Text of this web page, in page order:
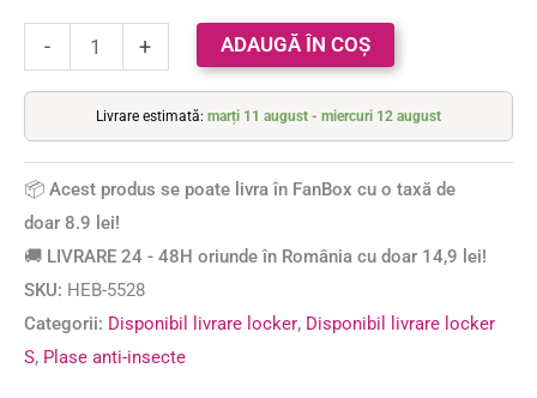
- + ADAUGĂ ÎN COȘ
Livrare estimată: marți 11 august - miercuri 12 august
📦 Acest produs se poate livra în FanBox cu o taxă de
doar 8.9 lei!
🚚 LIVRARE 24 - 48H oriunde în România cu doar 14,9 lei!
SKU: HEB-5528
Categorii: Disponibil livrare locker, Disponibil livrare locker
S, Plase anti-insecte